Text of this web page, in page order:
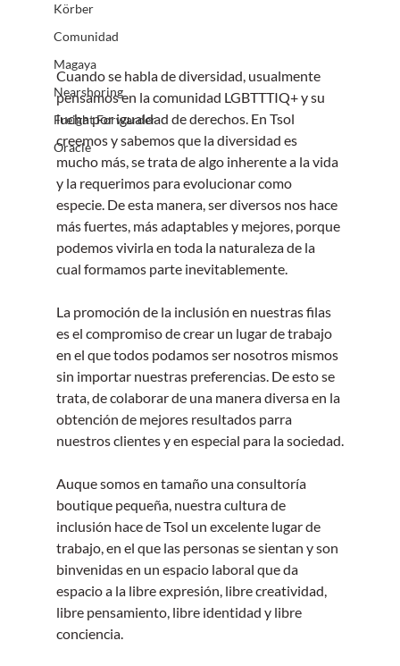
Körber
Comunidad
Magaya
Nearshoring
Freight Forwarder
Oracle
Cuando se habla de diversidad, usualmente
pensamos en la comunidad LGBTTTIQ+ y su
lucha por igualdad de derechos. En Tsol
creemos y sabemos que la diversidad es
mucho más, se trata de algo inherente a la vida
y la requerimos para evolucionar como
especie. De esta manera, ser diversos nos hace
más fuertes, más adaptables y mejores, porque
podemos vivirla en toda la naturaleza de la
cual formamos parte inevitablemente.
La promoción de la inclusión en nuestras filas
es el compromiso de crear un lugar de trabajo
en el que todos podamos ser nosotros mismos
sin importar nuestras preferencias. De esto se
trata, de colaborar de una manera diversa en la
obtención de mejores resultados parra
nuestros clientes y en especial para la sociedad.
Auque somos en tamaño una consultoría
boutique pequeña, nuestra cultura de
inclusión hace de Tsol un excelente lugar de
trabajo, en el que las personas se sientan y son
binvenidas en un espacio laboral que da
espacio a la libre expresión, libre creatividad,
libre pensamiento, libre identidad y libre
conciencia.